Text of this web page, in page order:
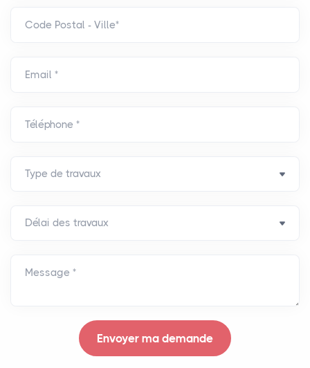
Code Postal - Ville*
Email *
Téléphone *
Message *